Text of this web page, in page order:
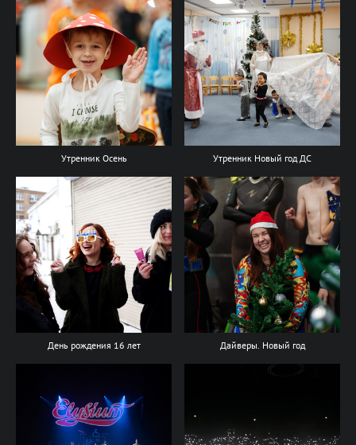
Утренник Осень Утренник Новый год ДС
День рождения 16 лет Дайверы. Новый год